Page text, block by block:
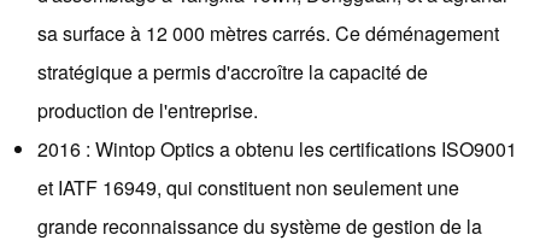
sa surface à 12 000 mètres carrés. Ce déménagement
stratégique a permis d'accroître la capacité de
production de l'entreprise.
2016 : Wintop Optics a obtenu les certifications ISO9001
et IATF 16949, qui constituent non seulement une
grande reconnaissance du système de gestion de la